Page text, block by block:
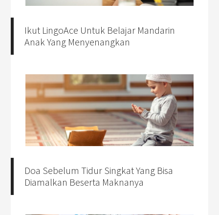
Ikut LingoAce Untuk Belajar Mandarin
Anak Yang Menyenangkan
Doa Sebelum Tidur Singkat Yang Bisa
Diamalkan Beserta Maknanya